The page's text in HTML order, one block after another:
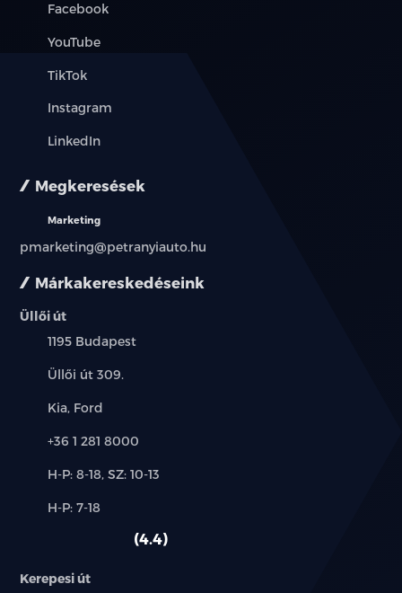
Márkakereskedéseink
Üllői út
Település:
1195 Budapest
Cím:
Üllői út 309.
Márkák:
Kia, Ford
Telefon:
+36 1 281 8000
Új-
használt
H-P: 8-18, SZ: 10-13
Alkatrész,
H-P: 7-18
4.4
Kerepesi út
Facebook
YouTube
TikTok
Instagram
LinkedIn
Megkeresések
Marketing
pmarketing@petranyiauto.hu